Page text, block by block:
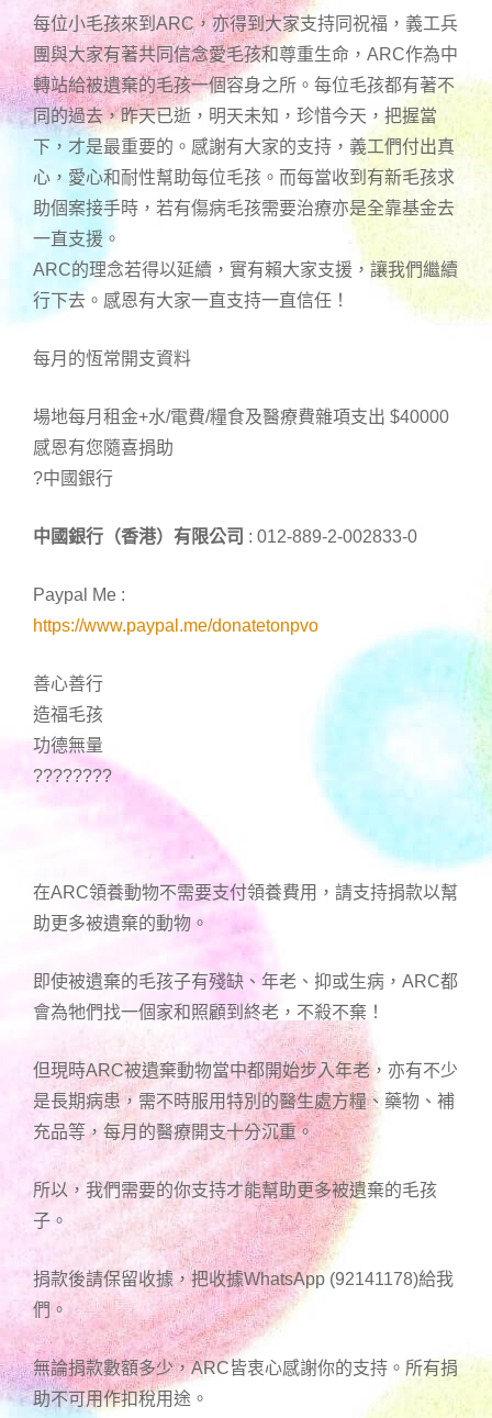
每位小毛孩來到ARC，亦得到大家支持同祝福，義工兵
團與大家有著共同信念愛毛孩和尊重生命，ARC作為中
轉站給被遺棄的毛孩一個容身之所。每位毛孩都有著不
同的過去，昨天已逝，明天未知，珍惜今天，把握當
下，才是最重要的。感謝有大家的支持，義工們付出真
心，愛心和耐性幫助每位毛孩。而每當收到有新毛孩求
助個案接手時，若有傷病毛孩需要治療亦是全靠基金去
一直支援。
ARC的理念若得以延續，實有賴大家支援，讓我們繼續
行下去。感恩有大家一直支持一直信任！
每月的恆常開支資料
場地每月租金+水/電費/糧食及醫療費雜項支出 $40000
感恩有您隨喜捐助
?中國銀行
中國銀行（香港）有限公司 : 012-889-2-002833-0
Paypal Me :
https://www.paypal.me/donatetonpvo
善心善行
造福毛孩
功德無量
????????
在ARC領養動物不需要支付領養費用，請支持捐款以幫
助更多被遺棄的動物。
即使被遺棄的毛孩子有殘缺、年老、抑或生病，ARC都
會為牠們找一個家和照顧到終老，不殺不棄！
但現時ARC被遺棄動物當中都開始步入年老，亦有不少
是長期病患，需不時服用特別的醫生處方糧、藥物、補
充品等，每月的醫療開支十分沉重。
所以，我們需要的你支持才能幫助更多被遺棄的毛孩
子。
捐款後請保留收據，把收據WhatsApp (92141178)給我
們。
無論捐款數額多少，ARC皆衷心感謝你的支持。所有捐
助不可用作扣稅用途。